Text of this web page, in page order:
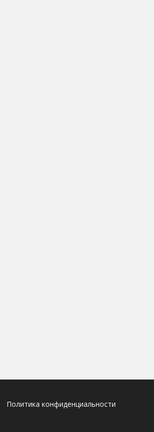
Политика конфиденциальности